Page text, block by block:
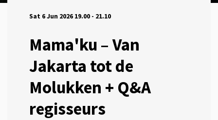
Mama'ku – Van
Jakarta tot de
Molukken + Q&A
regisseurs
Sat 6 Jun 2026 19.00 - 21.10